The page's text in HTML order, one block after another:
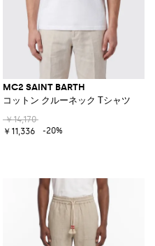
トラウザー
MC2 SAINT BARTH
コットン クルーネック Tシャツ
￥14,170
￥11,336
-20%